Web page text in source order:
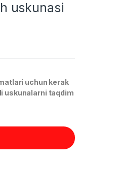
uskunasi
uchun kerak
uskunalarni taqdim